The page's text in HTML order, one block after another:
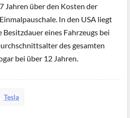
Jahren über den Kosten der
In den USA liegt
eines Fahrzeugs bei
des gesamten
bei über 12 Jahren.
Tesla